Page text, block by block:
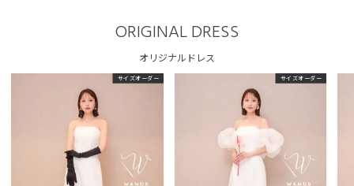
ORIGINAL DRESS
オリジナルドレス
サイズオーダー サイズオーダー